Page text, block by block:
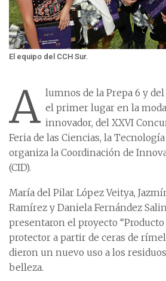
El equipo del CCH Sur.
A lumnos de la Prepa 6 y
el primer lugar en la
innovador, del XXVI
Feria de las Ciencias, la
organiza la Coordinación de
(CID).
María del Pilar López Veitya,
Ramírez y Daniela Fernández
presentaron el proyecto
protector a partir de ceras de
dieron un nuevo uso a los
belleza.